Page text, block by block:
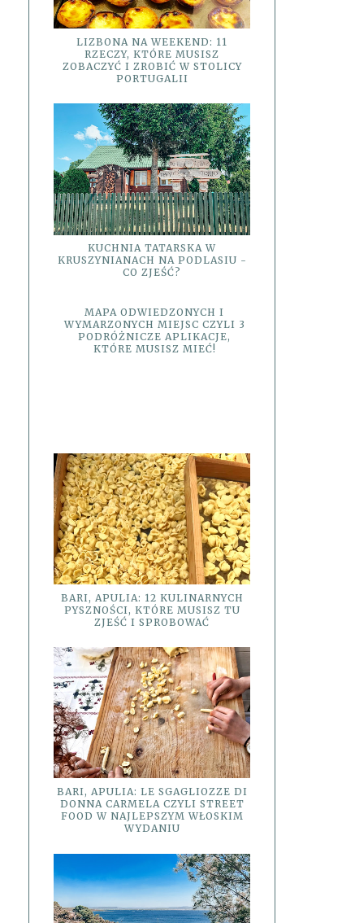
LIZBONA NA WEEKEND: 11
RZECZY, KTÓRE MUSISZ
ZOBACZYĆ I ZROBIĆ W STOLICY
PORTUGALII
KUCHNIA TATARSKA W
KRUSZYNIANACH NA PODLASIU -
CO ZJEŚĆ?
MAPA ODWIEDZONYCH I
WYMARZONYCH MIEJSC CZYLI 3
PODRÓŻNICZE APLIKACJE,
KTÓRE MUSISZ MIEĆ!
BARI, APULIA: 12 KULINARNYCH
PYSZNOŚCI, KTÓRE MUSISZ TU
ZJEŚĆ I SPROBOWAĆ
BARI, APULIA: LE SGAGLIOZZE DI
DONNA CARMELA CZYLI STREET
FOOD W NAJLEPSZYM WŁOSKIM
WYDANIU